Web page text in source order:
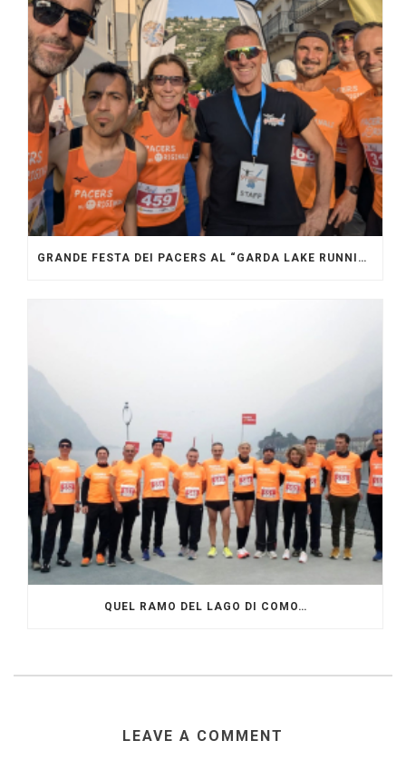
GRANDE FESTA DEI PACERS AL “GARDA LAKE RUNNING FESTIVAL”
QUEL RAMO DEL LAGO DI COMO…
LEAVE A COMMENT